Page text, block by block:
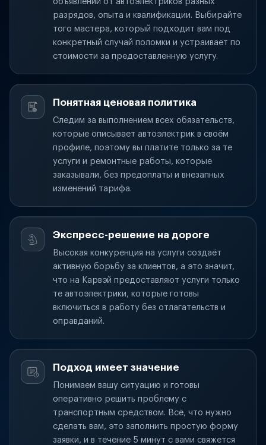
разрядов, опыта и квалификации. Выбирайте
того мастера, который подходит вам под
конкретный случай поломки и устраивает по
стоимости за предоставленную услугу.
Понятная ценовая политика
Следим за выполнением всех обязательств,
которые описывает автоэлектрик в своём
профиле, поэтому вы платите только за те
услуги и ремонтные работы, которые
заказывали, без предоплаты и внезапных
изменений тарифа.
Экспресс-решение на дороге
Высокая конкуренция на услуги создаёт
активную борьбу за клиентов, а это значит,
что на Карвэй предоставляют услуги только
те автоэлектрики, которые готовы
включиться в работу без отлагательств и
оправданий.
Подход имеет значение
Понимаем вашу ситуацию и готовы
оперативно решить проблему с
транспортным средством. Всё, что нужно
сделать вам, это заполнить простую форму
заявки, и в течение 5 минут с вами свяжется